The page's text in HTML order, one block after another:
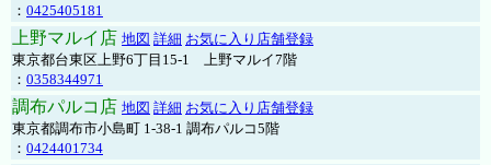
： 0425405181
上野マルイ店 地図 詳細 お気に入り店舗登録
東京都台東区上野6丁目15-1 上野マルイ7階
： 0358344971
調布パルコ店 地図 詳細 お気に入り店舗登録
東京都調布市小島町 1-38-1 調布パルコ5階
： 0424401734